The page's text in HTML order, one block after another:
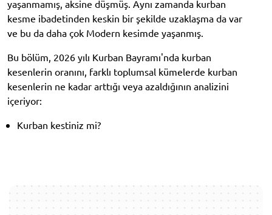
yaşanmamış, aksine düşmüş. Aynı zamanda kurban
kesme ibadetinden keskin bir şekilde uzaklaşma da var
ve bu da daha çok Modern kesimde yaşanmış.
Bu bölüm, 2026 yılı Kurban Bayramı'nda kurban
kesenlerin oranını, farklı toplumsal kümelerde kurban
kesenlerin ne kadar arttığı veya azaldığının analizini
içeriyor:
Kurban kestiniz mi?